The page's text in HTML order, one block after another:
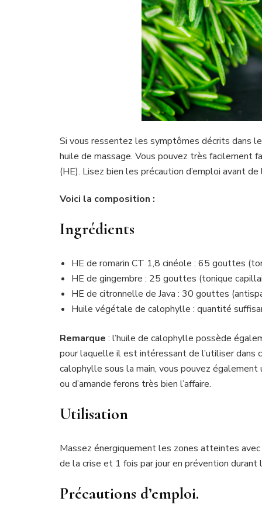
Si vous ressentez les symptômes décrits dans
huile de massage. Vous pouvez très facilement
(HE). Lisez bien les précaution d’emploi avant de
Voici la composition :
Ingrédients
HE de romarin CT 1,8 cinéole : 65 gouttes
HE de gingembre : 25 gouttes (tonique
HE de citronnelle de Java : 30 gouttes
Huile végétale de calophylle : quantité
Remarque : l’huile de calophylle possède
pour laquelle il est intéressant de l’utiliser dans
calophylle sous la main, vous pouvez également
ou d’amande ferons très bien l’affaire.
Utilisation
Massez énergiquement les zones atteintes
de la crise et 1 fois par jour en prévention durant
Précautions d’emploi.